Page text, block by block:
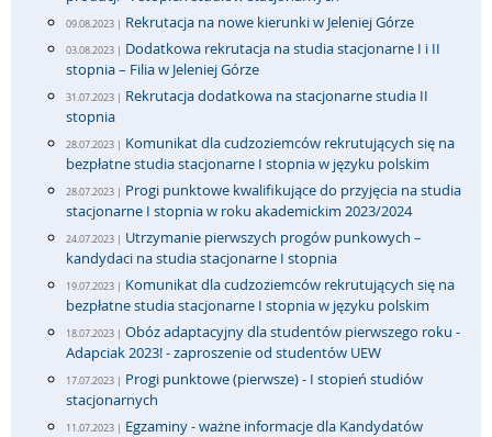
09.08.2023 | Rekrutacja na nowe kierunki w Jeleniej Górze
03.08.2023 | Dodatkowa rekrutacja na studia stacjonarne I i II
stopnia – Filia w Jeleniej Górze
31.07.2023 | Rekrutacja dodatkowa na stacjonarne studia II
stopnia
28.07.2023 | Komunikat dla cudzoziemców rekrutujących się na
bezpłatne studia stacjonarne I stopnia w języku polskim
28.07.2023 | Progi punktowe kwalifikujące do przyjęcia na studia
stacjonarne I stopnia w roku akademickim 2023/2024
24.07.2023 | Utrzymanie pierwszych progów punkowych –
kandydaci na studia stacjonarne I stopnia
19.07.2023 | Komunikat dla cudzoziemców rekrutujących się na
bezpłatne studia stacjonarne I stopnia w języku polskim
18.07.2023 | Obóz adaptacyjny dla studentów pierwszego roku -
Adapciak 2023! - zaproszenie od studentów UEW
17.07.2023 | Progi punktowe (pierwsze) - I stopień studiów
stacjonarnych
11.07.2023 | Egzaminy - ważne informacje dla Kandydatów